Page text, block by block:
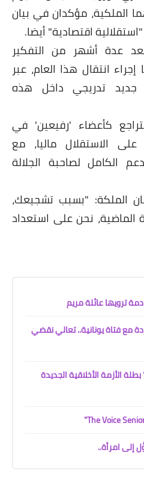
الملكية، مؤكدان في بيان
اقتصادية" أيضا.
عدة أشهر من التفكير
إجراء انتقال هذا العام، عبر
جديد تدريجي داخل هذه
كأعضاء 'رفيعين' في
على الاستقلال ماليا، مع
الكامل لصاحبة الجلالة
الملكة: "بسبب تشجيعك،
الماضية، نحن على استعداد
ترويها عائلة مريم
مع فتاة يونانية.. تعالي نقضي
الأزمة الأخلاقية الجديدة
إلى امرأة..